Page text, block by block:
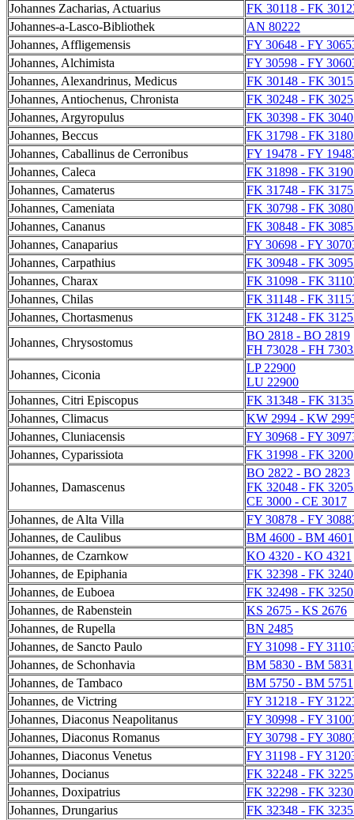
Johannes Zacharias, Actuarius
FK 30118 - FK
Johannes-a-Lasco-Bibliothek
AN 80222
Johannes, Affligemensis
FY 30648 - FY
Johannes, Alchimista
FY 30598 - FY
Johannes, Alexandrinus, Medicus
FK 30148 - FK
Johannes, Antiochenus, Chronista
FK 30248 - FK
Johannes, Argyropulus
FK 30398 - FK
Johannes, Beccus
FK 31798 - FK
Johannes, Caballinus de Cerronibus
FY 19478 - FY
Johannes, Caleca
FK 31898 - FK
Johannes, Camaterus
FK 31748 - FK
Johannes, Cameniata
FK 30798 - FK
Johannes, Cananus
FK 30848 - FK
Johannes, Canaparius
FY 30698 - FY
Johannes, Carpathius
FK 30948 - FK
Johannes, Charax
FK 31098 - FK
Johannes, Chilas
FK 31148 - FK
Johannes, Chortasmenus
FK 31248 - FK
Johannes, Chrysostomus
BO 2818 - BO 2819
FH 73028 - FH
Johannes, Ciconia
LP 22900
LU 22900
Johannes, Citri Episcopus
FK 31348 - FK
Johannes, Climacus
KW 2994 - KW
Johannes, Cluniacensis
FY 30968 - FY
Johannes, Cyparissiota
FK 31998 - FK
Johannes, Damascenus
BO 2822 - BO 2823
FK 32048 - FK
CE 3000 - CE 3017
Johannes, de Alta Villa
FY 30878 - FY
Johannes, de Caulibus
BM 4600 - BM 4601
Johannes, de Czarnkow
KO 4320 - KO 4321
Johannes, de Epiphania
FK 32398 - FK
Johannes, de Euboea
FK 32498 - FK
Johannes, de Rabenstein
KS 2675 - KS 2676
Johannes, de Rupella
BN 2485
Johannes, de Sancto Paulo
FY 31098 - FY
Johannes, de Schonhavia
BM 5830 - BM 5831
Johannes, de Tambaco
BM 5750 - BM 5751
Johannes, de Victring
FY 31218 - FY
Johannes, Diaconus Neapolitanus
FY 30998 - FY
Johannes, Diaconus Romanus
FY 30798 - FY
Johannes, Diaconus Venetus
FY 31198 - FY
Johannes, Docianus
FK 32248 - FK
Johannes, Doxipatrius
FK 32298 - FK
Johannes, Drungarius
FK 32348 - FK